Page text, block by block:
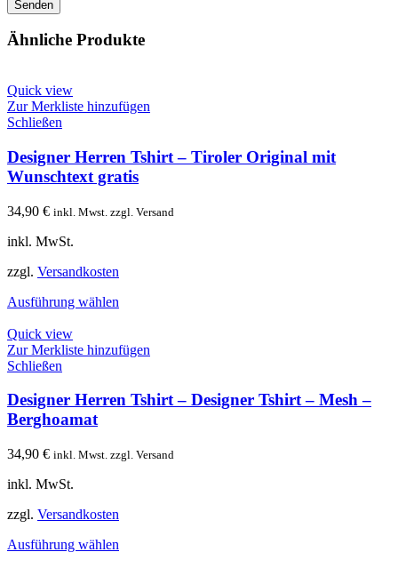
Ähnliche Produkte
Quick view
Zur Merkliste hinzufügen
Schließen
Designer Herren Tshirt – Tiroler Original mit
Wunschtext gratis
34,90 € inkl. Mwst. zzgl. Versand
inkl. MwSt.
zzgl. Versandkosten
Ausführung wählen
Quick view
Zur Merkliste hinzufügen
Schließen
Designer Herren Tshirt – Designer Tshirt – Mesh –
Berghoamat
34,90 € inkl. Mwst. zzgl. Versand
inkl. MwSt.
zzgl. Versandkosten
Ausführung wählen